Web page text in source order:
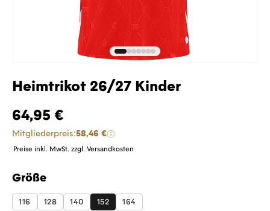
Heimtrikot 26/27 Kinder
64,95 €
Mitgliederpreis:58,46 €
Preise inkl. MwSt. zzgl. Versandkosten
Größe
auswählen
116 128 140 152 164